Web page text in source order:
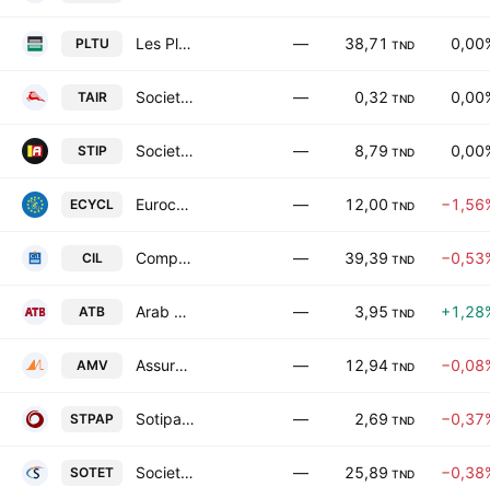
PLTU Les Placements de Tunisie-SICAF SA — 38,71 TND
TAIR Societe Tunisienne de l'Air SA — 0,32 TND
STIP Societe Tunisienne des Industries de Pneumatiques — 8,79 TND
ECYCL Eurocycles SA — 12,00 TND
CIL Compagnie Internationale de Leasing — 39,39 TND
ATB Arab Tunisian Bank SA — 3,95 TND
AMV Assurances Maghrebia Vie — 12,94 TND
STPAP Sotipapier SA — 2,69 TND
SOTET Societe Tunisienne d'Entreprises de Telecommunications — 25,89 TND